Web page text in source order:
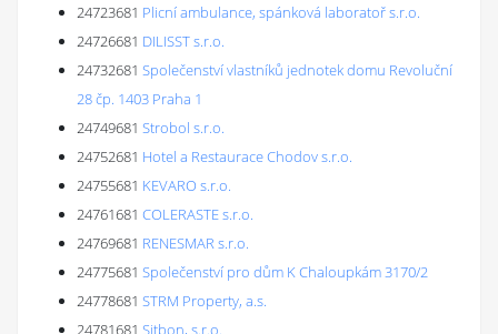
24723681 Plicní ambulance, spánková laboratoř s.r.o.
24726681 DILISST s.r.o.
24732681 Společenství vlastníků jednotek domu Revoluční
28 čp. 1403 Praha 1
24749681 Strobol s.r.o.
24752681 Hotel a Restaurace Chodov s.r.o.
24755681 KEVARO s.r.o.
24761681 COLERASTE s.r.o.
24769681 RENESMAR s.r.o.
24775681 Společenství pro dům K Chaloupkám 3170/2
24778681 STRM Property, a.s.
24781681 Sitbon, s.r.o.